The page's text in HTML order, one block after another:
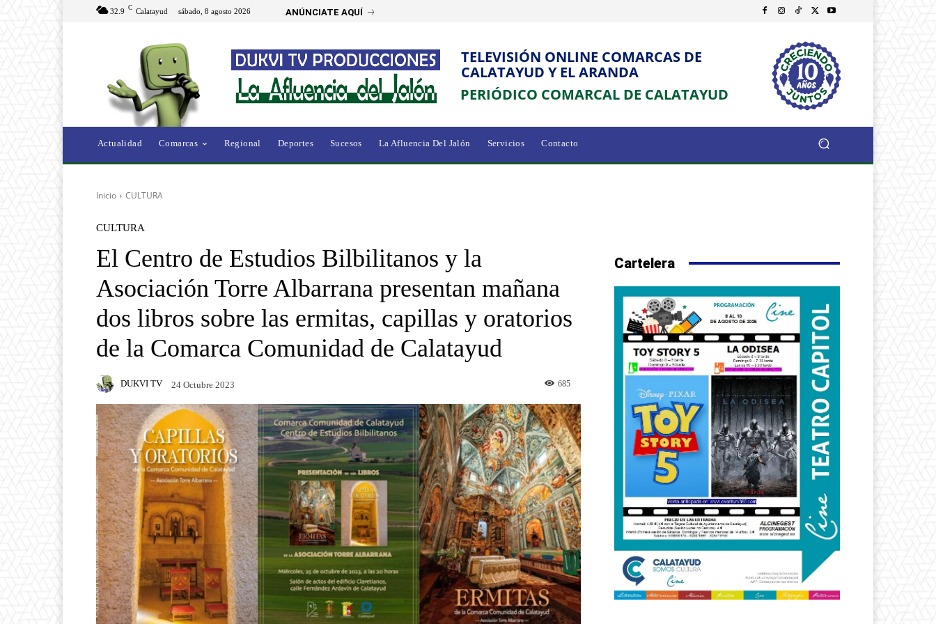
32.9 C Calatayud sábado, 8 agosto 2026 ANÚNCIATE AQUÍ
TELEVISIÓN ONLINE COMARCAS DE
CALATAYUD Y EL ARANDA
PERIÓDICO COMARCAL DE CALATAYUD
Actualidad Comarcas Regional Deportes Sucesos La Afluencia Del Jalón Servicios Contacto
Inicio CULTURA
CULTURA
El Centro de Estudios Bilbilitanos y la
Asociación Torre Albarrana presentan mañana
dos libros sobre las ermitas, capillas y oratorios
de la Comarca Comunidad de Calatayud
DUKVI TV 24 Octubre 2023 685
Cartelera